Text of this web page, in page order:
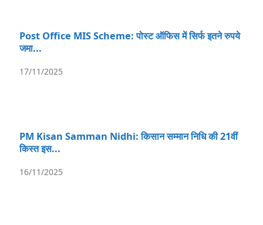
Post Office MIS Scheme: पोस्ट ऑफिस में सिर्फ इतने रुपये
जमा...
17/11/2025
PM Kisan Samman Nidhi: किसान सम्मान निधि की 21वीं
किस्त इस...
16/11/2025